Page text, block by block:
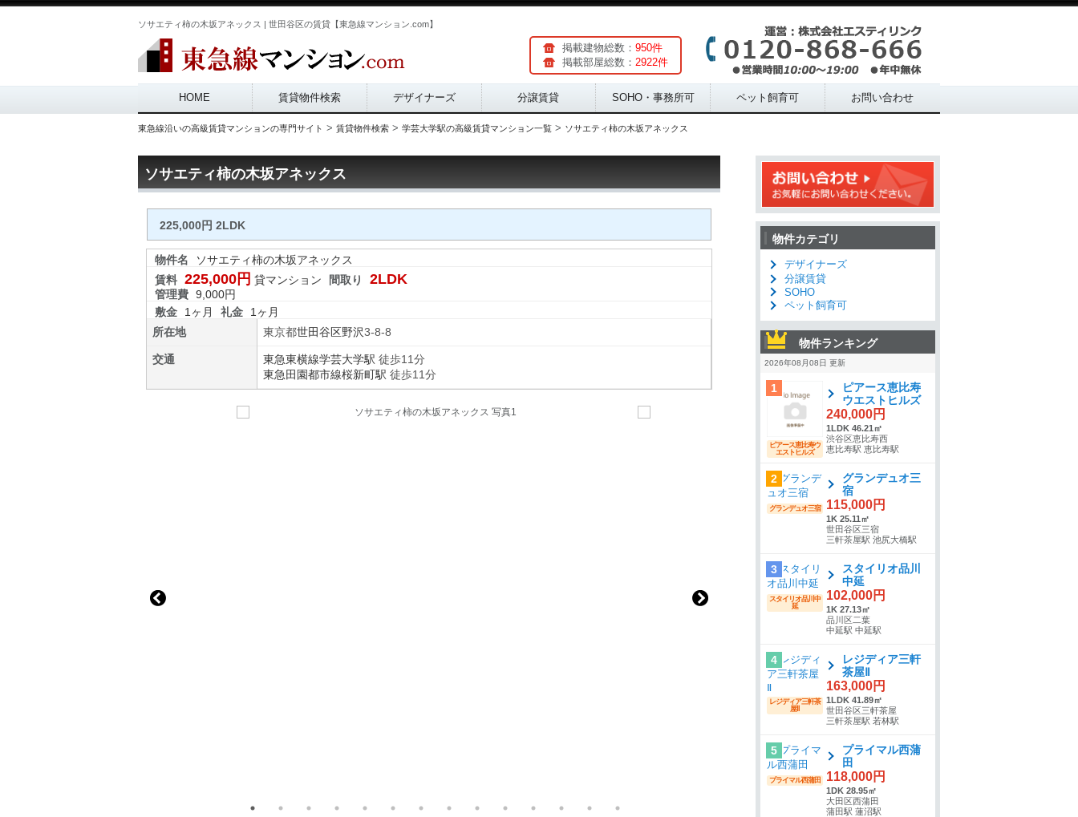
ソサエティ柿の木坂アネックス | 世田谷区の賃貸【東急線マンション.com】
掲載建物総数： 950件
掲載部屋総数： 2922件
Main menu
HOME 賃貸物件検索 デザイナーズ 分譲賃貸 SOHO・事務所可 ペット飼育可 お問い合わせ
東急線沿いの高級賃貸マンションの専門サイト > 賃貸物件検索 > 学芸大学駅の高級賃貸マンション一覧 > ソサエティ柿の木坂アネックス
ソサエティ柿の木坂アネックス
225,000円 2LDK
物件名
ソサエティ柿の木坂アネックス
賃料 225,000円 貸マンション 間取り 2LDK
管理費 9,000円
敷金
1ヶ月 礼金
1ヶ月
所在地
東京都世田谷区野沢3-8-8
交通 東急東横線学芸大学駅 徒歩11分
東急田園都市線桜新町駅 徒歩11分
物件カテゴリ
デザイナーズ
分譲賃貸
SOHO
ペット飼育可
物件ランキング
2026年08月08日 更新
1
ピアース恵比寿ウ
エストヒルズ
ピアース恵比寿
ウエストヒルズ
240,000円
1LDK 46.21㎡
渋谷区恵比寿西
恵比寿駅 恵比寿駅
2
グランデュオ三宿
グランデュオ三
宿
115,000円
1K 25.11㎡
世田谷区三宿
三軒茶屋駅 池尻大橋駅
3
スタイリオ品川中
延
スタイリオ品川
中延
102,000円
1K 27.13㎡
品川区二葉
中延駅 中延駅
4
レジディア三軒茶
屋Ⅱ
レジディア三軒
茶屋Ⅱ
163,000円
1LDK 41.89㎡
世田谷区三軒茶屋
三軒茶屋駅 若林駅
5
プライマル西蒲田
プライマル西蒲
田
118,000円
1DK 28.95㎡
大田区西蒲田
蒲田駅 蓮沼駅